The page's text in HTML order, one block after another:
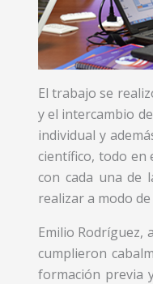
El trabajo se
y el intercambio
individual y
científico, todo en
con cada una de
realizar a modo
Emilio Rodríguez,
cumplieron
formación previa